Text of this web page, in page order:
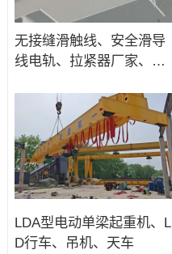
无接缝滑触线、安全滑导
线电轨、拉紧器厂家、价
LDA型电动单梁起重机、L
D行车、吊机、天车